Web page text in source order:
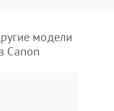
модели
Canon